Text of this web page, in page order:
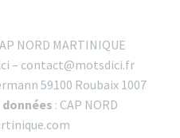
NORD MARTINIQUE
– contact@motsdici.fr
59100 Roubaix 1007
: CAP NORD